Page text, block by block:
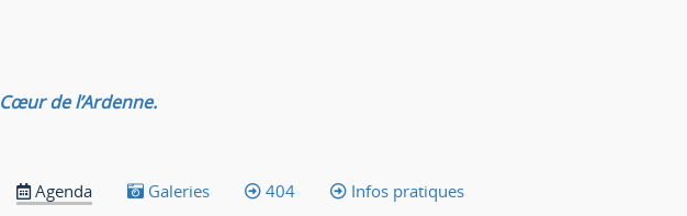
Cœur de l’Ardenne.
Agenda Galeries 404 Infos pratiques